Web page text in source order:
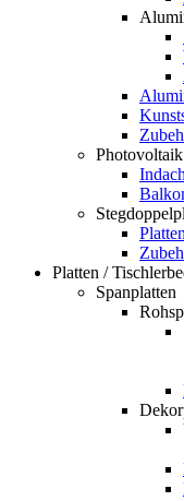
Photovoltaik
Platten /
Spanplatten